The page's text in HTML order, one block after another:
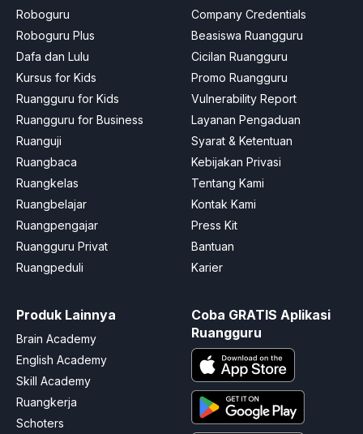
Roboguru
Roboguru Plus
Dafa dan Lulu
Kursus for Kids
Ruangguru for Kids
Ruangguru for Business
Ruanguji
Ruangbaca
Ruangkelas
Ruangbelajar
Ruangpengajar
Ruangguru Privat
Ruangpeduli
Company Credentials
Beasiswa Ruangguru
Cicilan Ruangguru
Promo Ruangguru
Vulnerability Report
Layanan Pengaduan
Syarat & Ketentuan
Kebijakan Privasi
Tentang Kami
Kontak Kami
Press Kit
Bantuan
Karier
Produk Lainnya
Brain Academy
English Academy
Skill Academy
Ruangkerja
Schoters
Coba GRATIS Aplikasi
Ruangguru